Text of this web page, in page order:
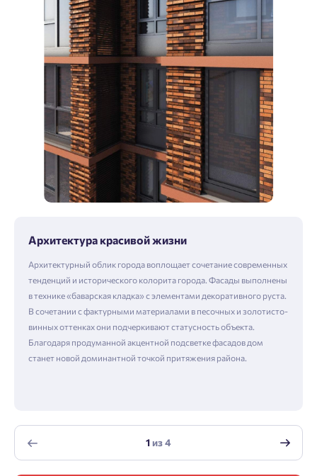
Архитектура красивой жизни
Архитектурный облик города воплощает сочетание современных
тенденций и исторического колорита города. Фасады выполнены
в технике «баварская кладка» с элементами декоративного руста.
В сочетании с фактурными материалами в песочных и золотисто-
винных оттенках они подчеркивают статусность объекта.
Благодаря продуманной акцентной подсветке фасадов дом
станет новой доминантной точкой притяжения района.
1из4